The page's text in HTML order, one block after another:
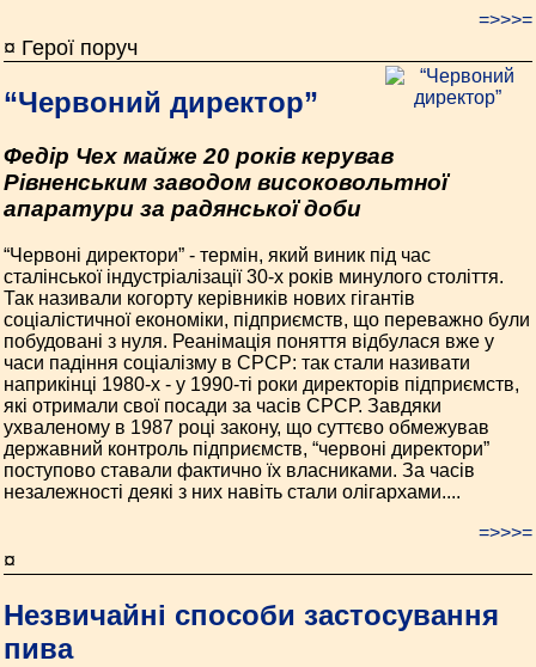
=>>>=
¤ Герої поруч
“Червоний директор”
Федір Чех майже 20 років керував
Рівненським заводом високовольтної
апаратури за радянської доби
“Червоні директори” - термін, який виник під час
сталінської індустріалізації 30-х років минулого століття.
Так називали когорту керівників нових гігантів
соціалістичної економіки, підприємств, що переважно були
побудовані з нуля. Реанімація поняття відбулася вже у
часи падіння соціалізму в СРСР: так стали називати
наприкінці 1980-х - у 1990-ті роки директорів підприємств,
які отримали свої посади за часів СРСР. Завдяки
ухваленому в 1987 році закону, що суттєво обмежував
державний контроль підприємств, “червоні директори”
поступово ставали фактично їх власниками. За часів
незалежності деякі з них навіть стали олігархами....
=>>>=
¤
Незвичайні способи застосування
пива